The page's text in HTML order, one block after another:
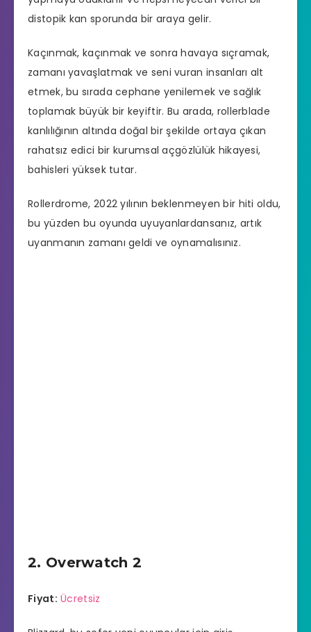
distopik kan sporunda bir araya gelir.
Kaçınmak, kaçınmak ve sonra havaya sıçramak,
zamanı yavaşlatmak ve seni vuran insanları alt
etmek, bu sırada cephane yenilemek ve sağlık
toplamak büyük bir keyiftir. Bu arada, rollerblade
kanlılığının altında doğal bir şekilde ortaya çıkan
rahatsız edici bir kurumsal açgözlülük hikayesi,
bahisleri yüksek tutar.
Rollerdrome, 2022 yılının beklenmeyen bir hiti oldu,
bu yüzden bu oyunda uyuyanlardansanız, artık
uyanmanın zamanı geldi ve oynamalısınız.
2. Overwatch 2
Fiyat: Ücretsiz